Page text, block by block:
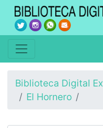
Biblioteca Digital
El Hornero